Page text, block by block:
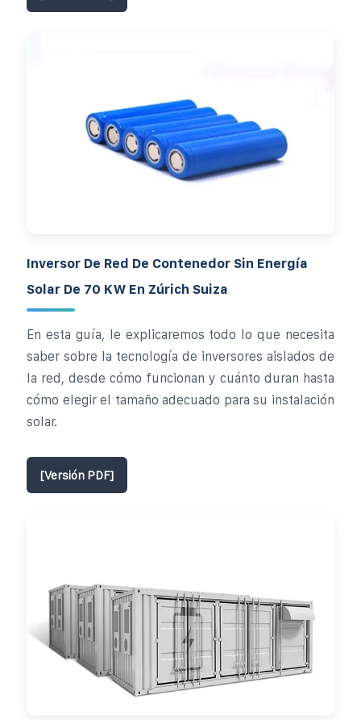
Inversor De Red De Contenedor Sin Energía
Solar De 70 KW En Zúrich Suiza
En esta guía, le explicaremos todo lo que necesita
saber sobre la tecnología de inversores aislados de
la red, desde cómo funcionan y cuánto duran hasta
cómo elegir el tamaño adecuado para su instalación
solar.
[Versión PDF]